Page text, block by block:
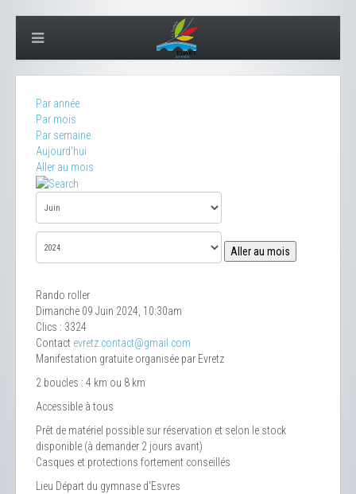
Par année
Par mois
Par semaine
Aujourd'hui
Aller au mois
Aller au mois
Rando roller
Dimanche 09 Juin 2024, 10:30am
Clics : 3324
Contact evretz.contact@gmail.com
Manifestation gratuite organisée par Evretz
2 boucles : 4 km ou 8 km
Accessible à tous
Prêt de matériel possible sur réservation et selon le stock
disponible (à demander 2 jours avant)
Casques et protections fortement conseillés
Lieu Départ du gymnase d'Esvres